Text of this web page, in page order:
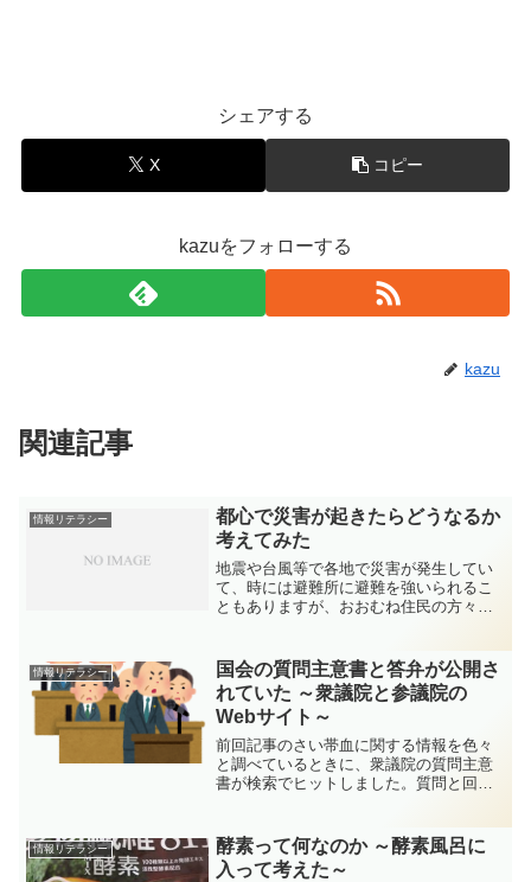
シェアする
X コピー
kazuをフォローする
kazu
関連記事
情報リテラシー
都心で災害が起きたらどうなるか
考えてみた
地震や台風等で各地で災害が発生してい
て、時には避難所に避難を強いられるこ
ともありますが、おおむね住民の方々が
と一部では暴動が起きているのかもしれ
ませんが・・・）都市部で...
情報リテラシー
国会の質問主意書と答弁が公開さ
れていた ～衆議院と参議院の
Webサイト～
前回記事のさい帯血に関する情報を色々
と調べているときに、衆議院の質問主意
書が検索でヒットしました。質問と回答
う反映されていたので、少し調べてみる
ことにしました。質問主意...
情報リテラシー
酵素って何なのか ～酵素風呂に
入って考えた～